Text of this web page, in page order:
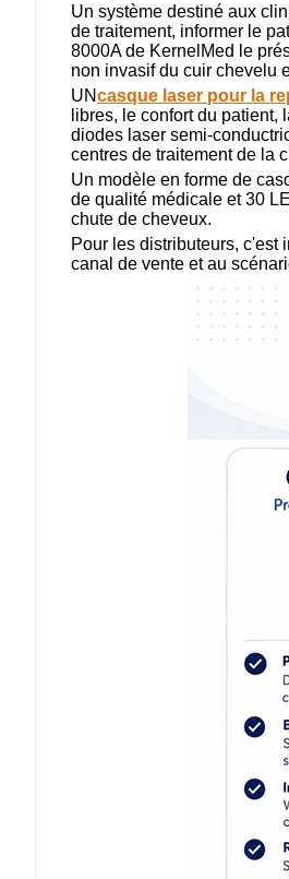
Un système destiné aux
de traitement, informer le
8000A de KernelMed le
non invasif du cuir chevelu
UNcasque laser pour la
libres, le confort du
diodes laser semi-
centres de traitement de la
Un modèle en forme de
de qualité médicale et 30
chute de cheveux.
Pour les distributeurs, c'est
canal de vente et au